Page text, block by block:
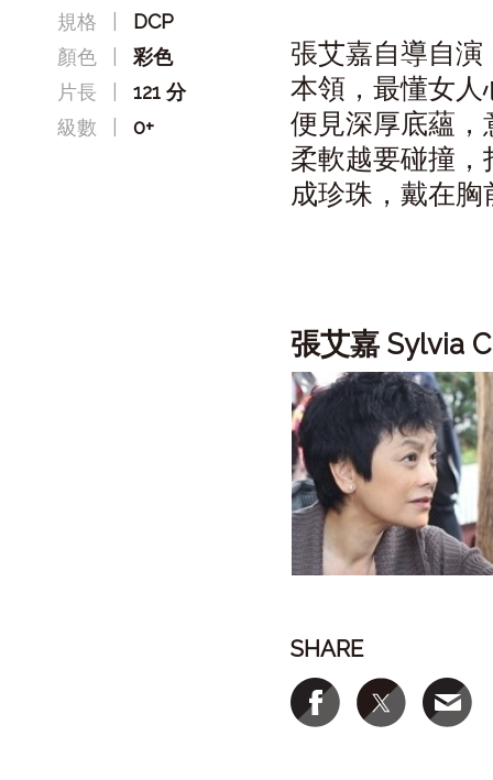
規格
DCP
顏色
彩色
片長
121 分
級數
0+
張艾嘉自導自
本領，最懂女
便見深厚底蘊
柔軟越要碰撞
成珍珠，戴在
張艾嘉Sylvia
SHARE